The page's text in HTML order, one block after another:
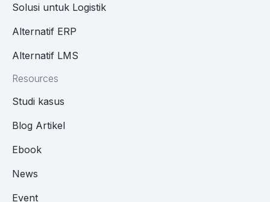
Solusi untuk Logistik
Alternatif ERP
Alternatif LMS
Resources
Studi kasus
Blog Artikel
Ebook
News
Event